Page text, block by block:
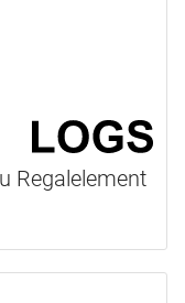
Regalelement